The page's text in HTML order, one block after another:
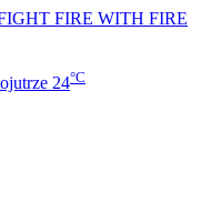
FIRE WITH FIRE
24°C